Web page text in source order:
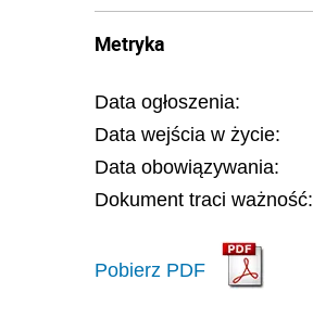
Metryka
Data ogłoszenia:
Data wejścia w życie:
Data obowiązywania:
Dokument traci ważność:
Pobierz PDF